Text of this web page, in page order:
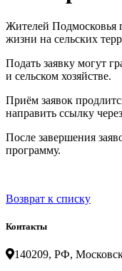
Жителей Подмосковья
жизни на сельских
Подать заявку могут
и сельском хозяйстве.
Приём заявок
направить ссылку
После завершения
программу.
Возврат к списку
Контакты
140209, РФ,